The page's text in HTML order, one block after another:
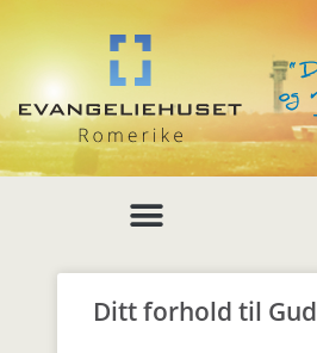
Ditt forhold til Gud